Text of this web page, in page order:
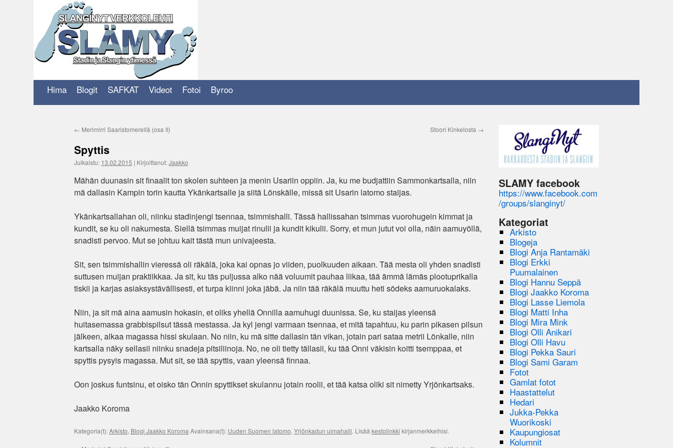
Hima Blogit SAFKAT Videot Fotoi Byroo
← Merimirri Saaristomerellä (osa II) Stoori Kinkelosta →
Spyttis
Julkaistu: 13.02.2015 | Kirjoittanut:Jaakko
Mähän duunasin sit finaalit ton skolen suhteen ja menin Usariin oppiin. Ja, ku me budjattiin Sammonkartsalla, niin
mä dallasin Kampin torin kautta Ykänkartsalle ja siitä Lönskälle, missä sit Usarin latomo staijas.
Ykänkartsallahan oli, niinku stadinjengi tsennaa, tsimmishalli. Tässä hallissahan tsimmas vuorohugein kimmat ja
kundit, se ku oli nakumesta. Siellä tsimmas muijat rinulii ja kundit kikulii. Sorry, et mun jutut voi olla, näin aamuyöllä,
snadisti pervoo. Mut se johtuu kait tästä mun univajeesta.
Sit, sen tsimmishallin vieressä oli räkälä, joka kai opnas jo viiden, puolkuuden aikaan. Tää mesta oli yhden snadisti
suttusen muijan praktiikkaa. Ja sit, ku täs puljussa alko nää voluumit pauhaa liikaa, tää ämmä lämäs plootuprikalla
tiskii ja karjas asiaksystävällisesti, et turpa kiinni joka jäbä. Ja niin tää räkälä muuttu heti södeks aamuruokalaks.
Niin, ja sit mä aina aamusin hokasin, et oliks yhellä Onnilla aamuhugi duunissa. Se, ku staijas yleensä
huitasemassa grabbispilsut tässä mestassa. Ja kyl jengi varmaan tsennaa, et mitä tapahtuu, ku parin pikasen pilsun
jälkeen, alkaa magassa hissi skulaan. No niin, ku mä sitte dallasin tän vikan, jotain pari sataa metrii Lönkalle, niin
kartsalla näky sellasii niinku snadeja pitsiliinoja. No, ne oli tietty tällasii, ku tää Onni väkisin koitti tsemppaa, et
spyttis pysyis magassa. Mut sit, se tää spyttis, vaan yleensä finnaa.
Oon joskus funtsinu, et oisko tän Onnin spyttikset skulannu jotain roolii, et tää katsa oliki sit nimetty Yrjönkartsaks.
Jaakko Koroma
Kategoria(t):Arkisto, Blogi Jaakko Koroma Avainsana(t): Uuden Suomen latomo, Yrjönkadun uimahalli. Lisää kestolinkki kirjanmerkkeihisi.
SLAMY facebook
https://www.facebook.com
/groups/slanginyt/
Kategoriat
Arkisto
Blogeja
Blogi Anja Rantamäki
Blogi Erkki
Puumalainen
Blogi Hannu Seppä
Blogi Jaakko Koroma
Blogi Lasse Liemola
Blogi Matti Inha
Blogi Mira Mink
Blogi Olli Anikari
Blogi Olli Havu
Blogi Pekka Sauri
Blogi Sami Garam
Fotot
Gamlat fotot
Haastattelut
Hedari
Jukka-Pekka
Wuorikoski
Kaupungiosat
Kolumnit